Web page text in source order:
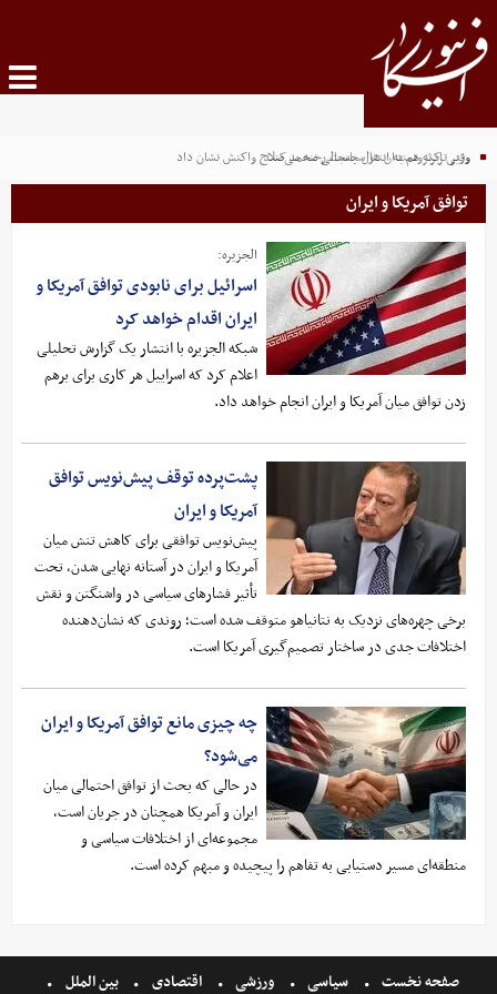
وزیر ترکیه هم به انتقال جنجالی محمد صلاح واکنش نشان داد
وقتی ابرثروتمندان در سیاست رخنه می‌کنند
توافق آمریکا و ایران
الجزیره:
اسرائیل برای نابودی توافق آمریکا و
ایران اقدام خواهد کرد
شبکه الجزیره با انتشار یک گزارش تحلیلی
اعلام کرد که اسراییل هر کاری برای برهم
زدن توافق میان آمریکا و ایران انجام خواهد داد.
پشت‌پرده توقف پیش‌نویس توافق
آمریکا و ایران
پیش‌نویس توافقی برای کاهش تنش میان
آمریکا و ایران در آستانه نهایی شدن، تحت
تأثیر فشارهای سیاسی در واشنگتن و نقش
برخی چهره‌های نزدیک به نتانیاهو متوقف شده است؛ روندی که نشان‌دهنده
اختلافات جدی در ساختار تصمیم‌گیری آمریکا است.
چه چیزی مانع توافق آمریکا و ایران
می‌شود؟
در حالی که بحث از توافق احتمالی میان
ایران و آمریکا همچنان در جریان است،
مجموعه‌ای از اختلافات سیاسی و
منطقه‌ای مسیر دستیابی به تفاهم را پیچیده و مبهم کرده است.
صفحه نخست سیاسی ورزشی اقتصادی بین الملل